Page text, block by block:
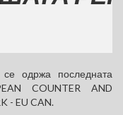
одржа последната
COUNTER AND
- EU CAN.